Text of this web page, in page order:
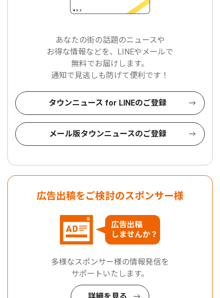
あなたの街の話題のニュースや
お得な情報などを、LINEやメールで
無料でお届けします。
通知で見逃しも防げて便利です！
タウンニュース for LINEのご登録
メール版タウンニュースのご登録
広告出稿をご検討のスポンサー様
広告出稿
しませんか？
多様なスポンサー様の情報発信を
サポートいたします。